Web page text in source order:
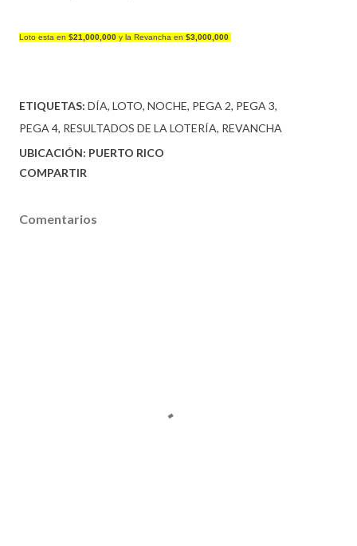
Loto esta en $21,000,000 y la Revancha en $3,000,000
ETIQUETAS: DÍA LOTO NOCHE PEGA 2 PEGA 3
PEGA 4 RESULTADOS DE LA LOTERÍA REVANCHA
UBICACIÓN: PUERTO RICO
COMPARTIR
Comentarios